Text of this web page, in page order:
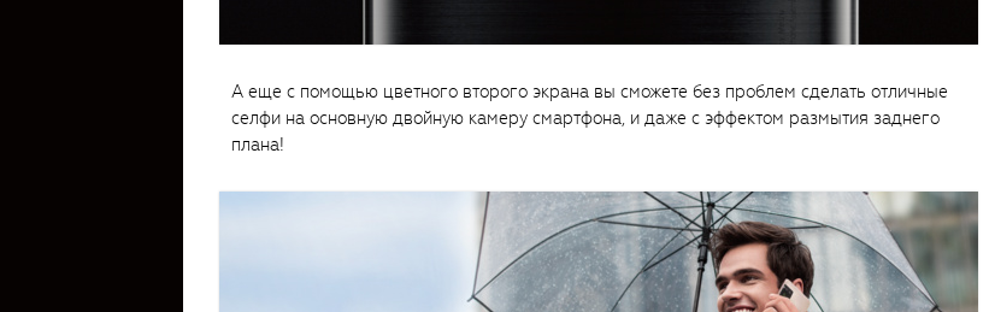
А еще с помощью цветного второго экрана вы сможете без проблем сделать отличные
селфи на основную двойную камеру смартфона, и даже с эффектом размытия заднего
плана!